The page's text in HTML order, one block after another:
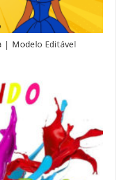
| Modelo Editável